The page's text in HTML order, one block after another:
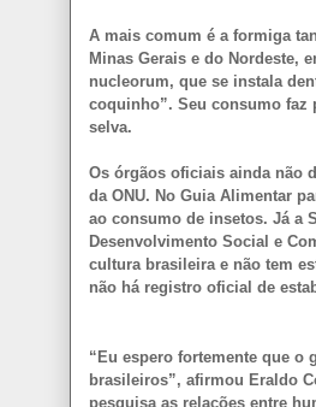
A mais comum é a formiga
Minas Gerais e do Nordeste,
nucleorum, que se instala
coquinho”. Seu consumo faz
selva.
Os órgãos oficiais ainda não
da ONU. No Guia Alimentar
ao consumo de insetos. Já a
Desenvolvimento Social e
cultura brasileira e não tem
não há registro oficial de
“Eu espero fortemente que
brasileiros”, afirmou Eraldo
pesquisa as relações entre